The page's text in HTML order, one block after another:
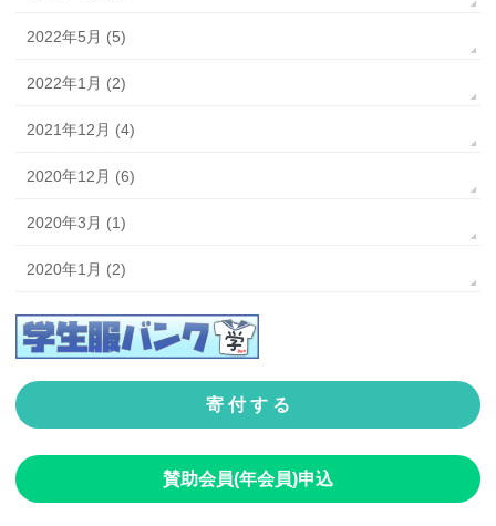
2022年5月 (5)
2022年1月 (2)
2021年12月 (4)
2020年12月 (6)
2020年3月 (1)
2020年1月 (2)
寄 付 す る
賛助会員(年会員)申込